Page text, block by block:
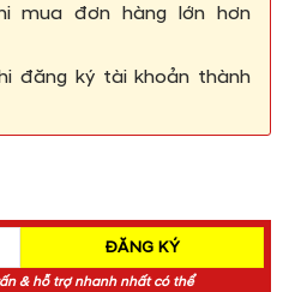
mua đơn hàng lớn hơn
đăng ký tài khoản thành
& hỗ trợ nhanh nhất có thể